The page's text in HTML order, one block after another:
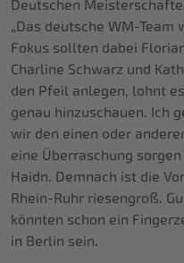
Deutschen
„Das deutsche WM-
Fokus sollten dabei
Charline Schwarz und
den Pfeil anlegen, lohnt
genau hinzuschauen. Ich
wir den einen oder
eine Überraschung
Haidn. Demnach ist die
Rhein-Ruhr riesengroß.
könnten schon ein
in Berlin sein.